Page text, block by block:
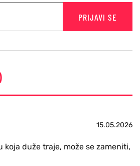
PRIJAVI SE
15.05.2026
koja duže traje, može se zameniti,